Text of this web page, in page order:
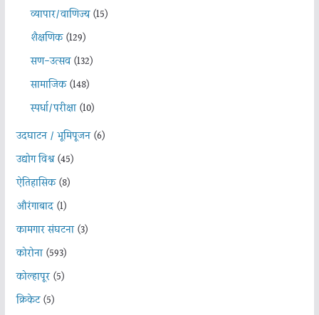
व्यापार/वाणिज्य(15)
शैक्षणिक(129)
सण-उत्सव(132)
सामाजिक(148)
स्पर्धा/परीक्षा(10)
उदघाटन / भूमिपूजन(6)
उद्योग विश्व(45)
ऐतिहासिक(8)
औरंगाबाद(1)
कामगार संघटना(3)
कोरोना(593)
कोल्हापूर(5)
क्रिकेट(5)